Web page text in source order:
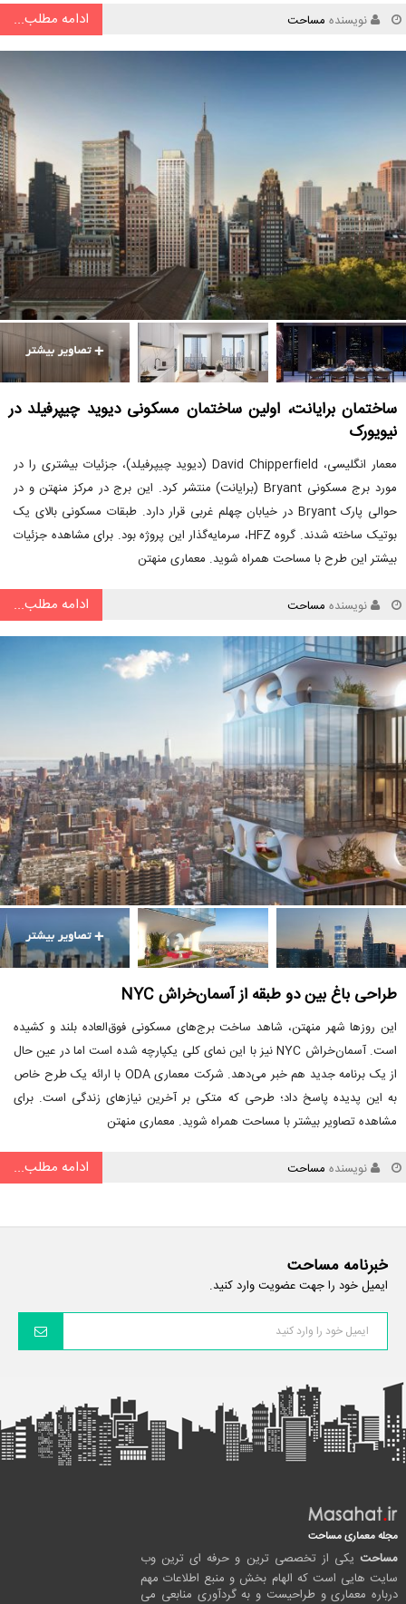
نویسنده مساحت ادامه مطلب...
ساختمان برایانت، اولین ساختمان مسکونی دیوید چیپرفیلد در
نیویورک
معمار انگلیسی، David Chipperfield (دیوید چیپرفیلد)، جزئیات بیشتری را در
مورد برج مسکونی Bryant (برایانت) منتشر کرد. این برج در مرکز منهتن و در
حوالی پارک Bryant در خیابان چهلم غربی قرار دارد. طبقات مسکونی بالای یک
بوتیک ساخته شدند. گروه HFZ، سرمایه‌گذار این پروژه بود. برای مشاهده جزئیات
بیشتر این طرح با مساحت همراه شوید. معماری منهتن
نویسنده مساحت ادامه مطلب...
طراحی باغ بین دو طبقه از آسمان‌خراش NYC
این روزها شهر منهتن، شاهد ساخت برج‌های مسکونی فوق‌العاده بلند و کشیده
است. آسمان‌خراش NYC نیز با این نمای کلی یکپارچه شده است اما در عین حال
از یک برنامه جدید هم خبر می‌دهد. شرکت معماری ODA با ارائه یک طرح خاص
به این پدیده پاسخ داد؛ طرحی که متکی بر آخرین نیازهای زندگی است. برای
مشاهده تصاویر بیشتر با مساحت همراه شوید. معماری منهتن
نویسنده مساحت ادامه مطلب...
خبرنامه مساحت
ایمیل خود را جهت عضویت وارد کنید.
مجله معماری مساحت
مساحت یکی از تخصصی ترین و حرفه ای ترین وب
سایت هایی است که الهام بخش و منبع اطلاعات مهم
درباره معماری و طراحیست و به گردآوری منابعی می